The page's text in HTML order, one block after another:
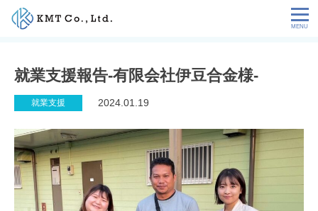
Skip
NEWS
サービス
お客様の声
就業支援報告-有限会社伊豆合金様-
就業支援 2024.01.19